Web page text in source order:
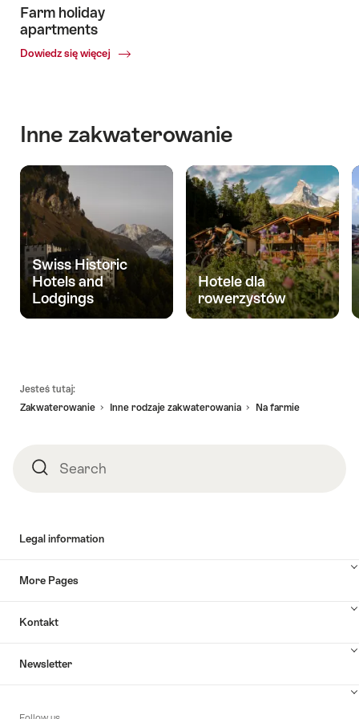
Farm holiday
apartments
Dowiedz się więcej
Common.Of
Inne zakwaterowanie
Swiss Historic
Hotels and
Lodgings
Hotele dla
rowerzystów
Jesteś tutaj:
Zakwaterowanie
Inne rodzaje zakwaterowania Na farmie
SearchSearch
Legal information
More Pages
Kontakt
Newsletter